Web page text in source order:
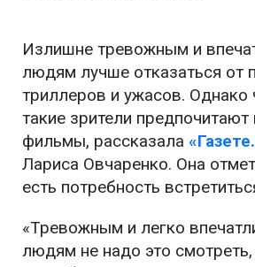
Излишне тревожным и
людям лучше отказаться от
триллеров и ужасов. Однако
такие зрители
фильмы, рассказала
Лариса Овчаренко. Она
есть потребность
«Тревожным и легко
людям не надо это смотреть,